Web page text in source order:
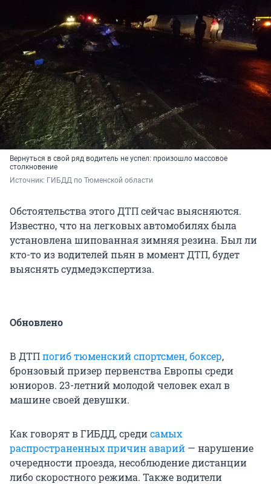
Вернуться в свой ряд водитель не успел: произошло массовое
столкновение
Источник: ГИБДД по Тюменской области
Обстоятельства этого ДТП сейчас выясняются.
Известно, что на легковых автомобилях была
установлена шипованная зимняя резина. Был ли
кто-то из водителей пьян в момент ДТП, будет
выяснять судмедэкспертиза.
Обновлено
В ДТПпогиб тюменский спортсмен, боксер,
бронзовый призер первенства Европы среди
юниоров. 23-летний молодой человек ехал в
машине своей девушки.
Как говорят в ГИБДД, средисамых
распространенных причин аварий — нарушение
очередности проезда, несоблюдение дистанции
либо скоростного режима. Также водители